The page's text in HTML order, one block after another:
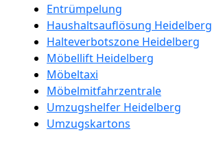
Entrümpelung
Haushaltsauflösung Heidelberg
Halteverbotszone Heidelberg
Möbellift Heidelberg
Möbeltaxi
Möbelmitfahrzentrale
Umzugshelfer Heidelberg
Umzugskartons